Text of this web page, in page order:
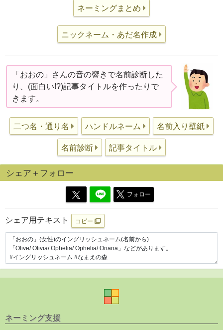
ネーミングまとめ
ニックネーム・あだ名作成
「おおの」さんの音の響きで名前診断した
り、(面白い!?)記事タイトルを作ったりで
きます。
二つ名・通り名 ハンドルネーム 名前入り壁紙
名前診断 記事タイトル
シェア＋フォロー
フォロー
シェア用テキスト コピー
ネーミング支援